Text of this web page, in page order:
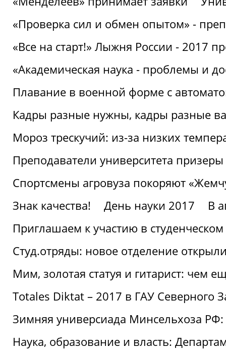
«Проверка сил и обмен опытом» -
«Все на старт!» Лыжня России - 2017
«Академическая наука - проблемы и
Плавание в военной форме с
Кадры разные нужны, кадры разные
Мороз трескучий: из-за низких
Преподаватели университета
Спортсмены агровуза покоряют
Знак качества!
День науки 2017
В
Приглашаем к участию в
Студ.отряды: новое отделение
Мим, золотая статуя и гитарист: чем
Totales Diktat – 2017 в ГАУ Северного
Зимняя универсиада Минсельхоза
Наука, образование и власть: